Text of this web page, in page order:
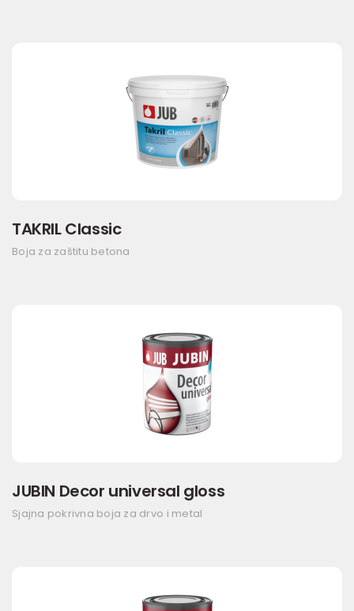
TAKRIL Classic
Boja za zaštitu betona
JUBIN Decor universal gloss
Sjajna pokrivna boja za drvo i metal